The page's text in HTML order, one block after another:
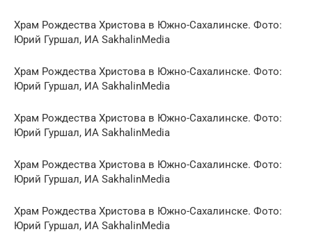
Храм Рождества Христова в Южно-Сахалинске. Фото:
Юрий Гуршал, ИА SakhalinMedia
Храм Рождества Христова в Южно-Сахалинске. Фото:
Юрий Гуршал, ИА SakhalinMedia
Храм Рождества Христова в Южно-Сахалинске. Фото:
Юрий Гуршал, ИА SakhalinMedia
Храм Рождества Христова в Южно-Сахалинске. Фото:
Юрий Гуршал, ИА SakhalinMedia
Храм Рождества Христова в Южно-Сахалинске. Фото:
Юрий Гуршал, ИА SakhalinMedia